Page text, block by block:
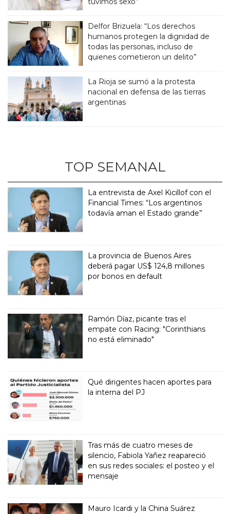
Delfor Brizuela: “Los derechos
humanos protegen la dignidad de
todas las personas, incluso de
quienes cometieron un delito”
La Rioja se sumó a la protesta
nacional en defensa de las tierras
argentinas
TOP SEMANAL
La entrevista de Axel Kicillof con el
Financial Times: “Los argentinos
todavía aman el Estado grande”
La provincia de Buenos Aires
deberá pagar US$ 124,8 millones
por bonos en default
Ramón Díaz, picante tras el
empate con Racing: "Corinthians
no está eliminado"
Qué dirigentes hacen aportes para
la interna del PJ
Tras más de cuatro meses de
silencio, Fabiola Yañez reapareció
en sus redes sociales: el posteo y el
mensaje
Mauro Icardi y la China Suárez